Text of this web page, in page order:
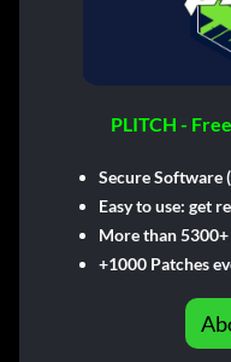
PLITCH -
Secure Software
Easy to use: get
More than
+1000 Patches